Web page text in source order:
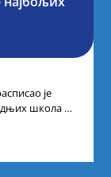
је
школа за